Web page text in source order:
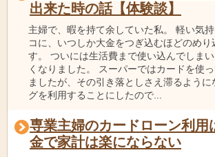
出来た時の話【体験談】
主婦で、暇を持て余していた私。 軽い気
コに、いつしか大金をつぎ込むほどのめり
す。 ついには生活費まで使い込んでしま
くなりました。 スーパーではカードを使
ましたが、その引き落としさえ滞るよう
グを利用することにしたので...
専業主婦のカードローン利用
金で家計は楽にならない